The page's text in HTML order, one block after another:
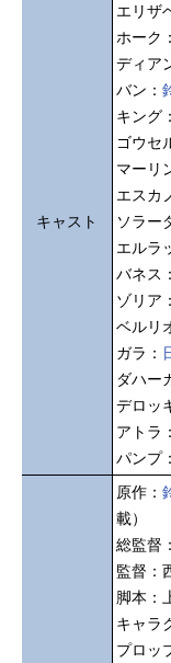
キャスト
エリザ
ホーク：
ディア
バン：
キング：
ゴウセ
マーリ
エスカ
ソラー
エルラ
バネス：
ゾリア：
ベルリ
ガラ：
ダハー
デロッ
アトラ：
パンプ
原作：
載）
総監督
監督：
脚本：
キャラ
プロッ